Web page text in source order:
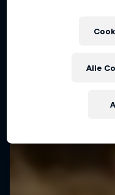
Mit dem
Alle